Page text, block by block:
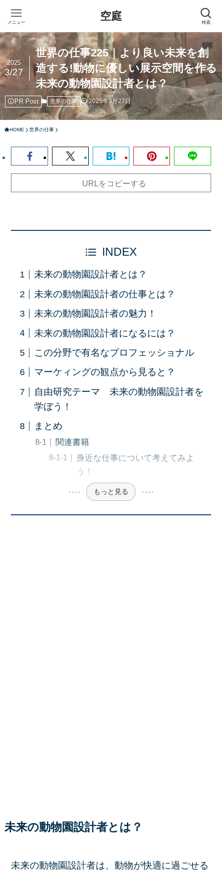
空庭 検索
メニュー
世界の仕事225｜より良い未来を創
造する!動物に優しい展示空間を作る
未来の動物園設計者とは？
2025
3/27
PR Post 世界の仕事 2025年3月27日
HOME 世界の仕事
URLをコピーする
INDEX
未来の動物園設計者とは？
未来の動物園設計者の仕事とは？
未来の動物園設計者の魅力！
未来の動物園設計者になるには？
この分野で有名なプロフェッショナル
マーケィングの観点から見ると？
自由研究テーマ 未来の動物園設計者を
学ぼう！
まとめ
関連書籍
身近な仕事について考えてみよ
う！
もっと見る
未来の動物園設計者とは？
未来の動物園設計者は、動物が快適に過ごせる